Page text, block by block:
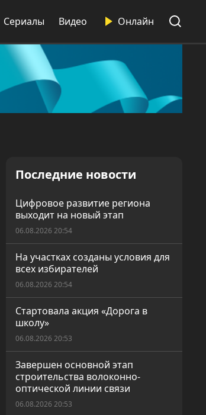
Сериалы Видео Онлайн
Последние новости
Цифровое развитие региона
выходит на новый этап
06.08.2026 20:54
На участках созданы условия для
всех избирателей
06.08.2026 20:54
Стартовала акция «Дорога в
школу»
06.08.2026 20:53
Завершен основной этап
строительства волоконно-
оптической линии связи
06.08.2026 20:53